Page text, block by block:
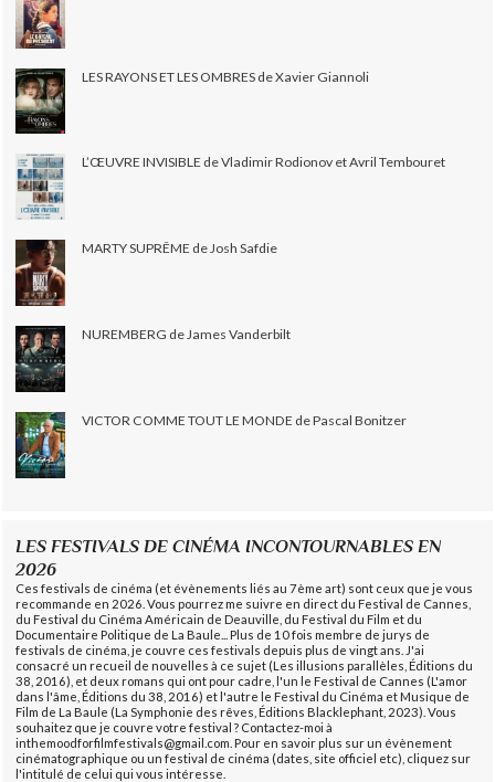
LES RAYONS ET LES OMBRES de Xavier Giannoli
L’ŒUVRE INVISIBLE de Vladimir Rodionov et Avril Tembouret
MARTY SUPRÊME de Josh Safdie
NUREMBERG de James Vanderbilt
VICTOR COMME TOUT LE MONDE de Pascal Bonitzer
LES FESTIVALS DE CINÉMA INCONTOURNABLES EN
2026
Ces festivals de cinéma (et évènements liés au 7ème art) sont ceux que je vous
recommande en 2026. Vous pourrez me suivre en direct du Festival de Cannes,
du Festival du Cinéma Américain de Deauville, du Festival du Film et du
Documentaire Politique de La Baule... Plus de 10 fois membre de jurys de
festivals de cinéma, je couvre ces festivals depuis plus de vingt ans. J'ai
consacré un recueil de nouvelles à ce sujet (Les illusions parallèles, Éditions du
38, 2016), et deux romans qui ont pour cadre, l'un le Festival de Cannes (L'amor
dans l'âme, Éditions du 38, 2016) et l'autre le Festival du Cinéma et Musique de
Film de La Baule (La Symphonie des rêves, Éditions Blacklephant, 2023). Vous
souhaitez que je couvre votre festival ? Contactez-moi à
inthemoodforfilmfestivals@gmail.com. Pour en savoir plus sur un évènement
cinématographique ou un festival de cinéma (dates, site officiel etc), cliquez sur
l'intitulé de celui qui vous intéresse.